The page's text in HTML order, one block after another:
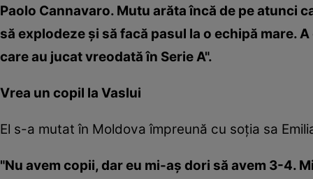
Paolo Cannavaro. Mutu arăta încă de pe atunci
să explodeze şi să facă pasul la o echipă mare.
care au jucat vreodată în Serie A".
Vrea un copil la Vaslui
El s-a mutat în Moldova împreună cu soţia sa
"Nu avem copii, dar eu mi-aş dori să avem 3-4.